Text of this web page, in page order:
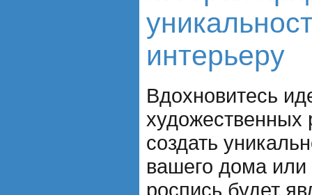
интерьеру
Вдохновитесь
художественных
создать
вашего дома
роспись будет